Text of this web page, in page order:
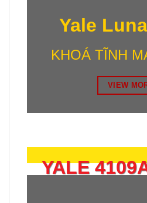
Yale
KHOÁ TĨNH
VIEW
YALE